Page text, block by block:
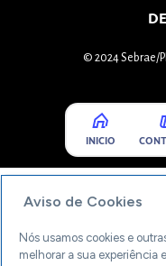
© 2024 Sebrae/
INICIO
Aviso de Cookies
Nós usamos cookies e
melhorar a sua experiência